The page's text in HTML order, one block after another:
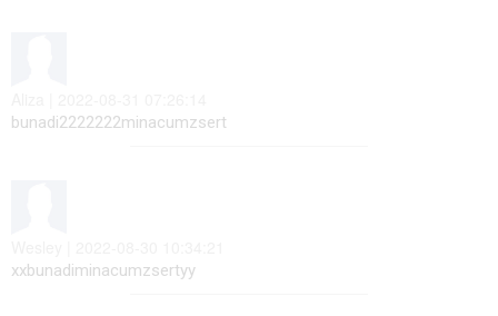
bunadi2222222minacumzsert
xxbunadiminacumzsertyy